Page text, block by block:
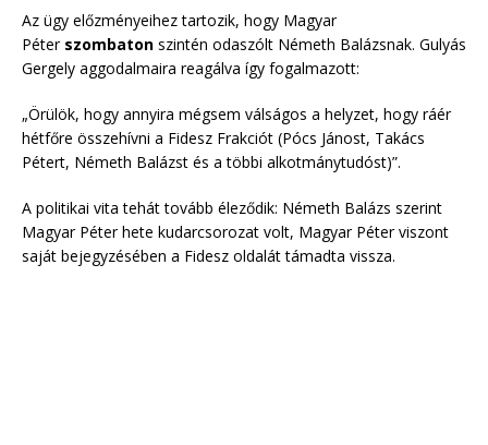
Az ügy előzményeihez tartozik, hogy Magyar
Péter szombaton szintén odaszólt Németh Balázsnak. Gulyás
Gergely aggodalmaira reagálva így fogalmazott:
„Örülök, hogy annyira mégsem válságos a helyzet, hogy ráér
hétfőre összehívni a Fidesz Frakciót (Pócs Jánost, Takács
Pétert, Németh Balázst és a többi alkotmánytudóst)”.
A politikai vita tehát tovább éleződik: Németh Balázs szerint
Magyar Péter hete kudarcsorozat volt, Magyar Péter viszont
saját bejegyzésében a Fidesz oldalát támadta vissza.